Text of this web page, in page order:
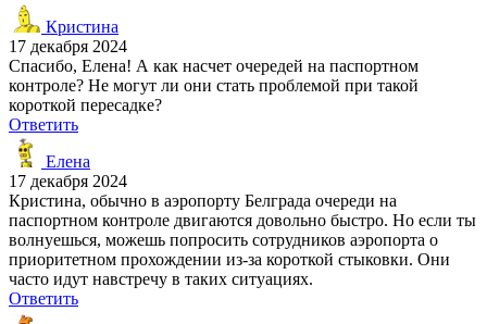
Кристина
17 декабря 2024
Спасибо, Елена! А как насчет очередей на паспортном
контроле? Не могут ли они стать проблемой при такой
короткой пересадке?
Ответить
Елена
17 декабря 2024
Кристина, обычно в аэропорту Белграда очереди на
паспортном контроле двигаются довольно быстро. Но если ты
волнуешься, можешь попросить сотрудников аэропорта о
приоритетном прохождении из-за короткой стыковки. Они
часто идут навстречу в таких ситуациях.
Ответить